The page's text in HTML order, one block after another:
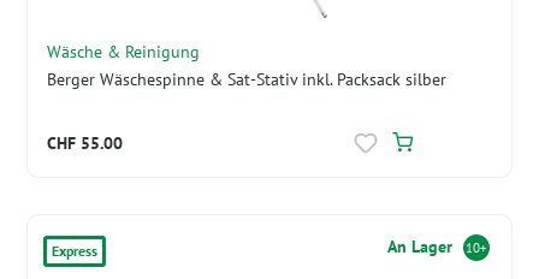
Wäsche & Reinigung
Berger Wäschespinne & Sat-Stativ inkl. Packsack silber
CHF 55.00
Express An Lager 10+